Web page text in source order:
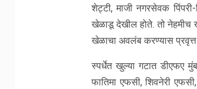
शेट्टी, माजी नगरसेवक
खेळाडू देखील होते. तो नेहमीच
खेळाचा अवलंब करण्यास
स्पर्धेत खुल्या गटात डीएफए
फातिमा एफसी, शिवनेरी